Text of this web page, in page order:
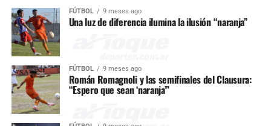
FÚTBOL 9 meses ago
Una luz de diferencia ilumina la ilusión “naranja”
FÚTBOL 9 meses ago
Román Romagnoli y las semifinales del Clausura:
“Espero que sean ‘naranja’”